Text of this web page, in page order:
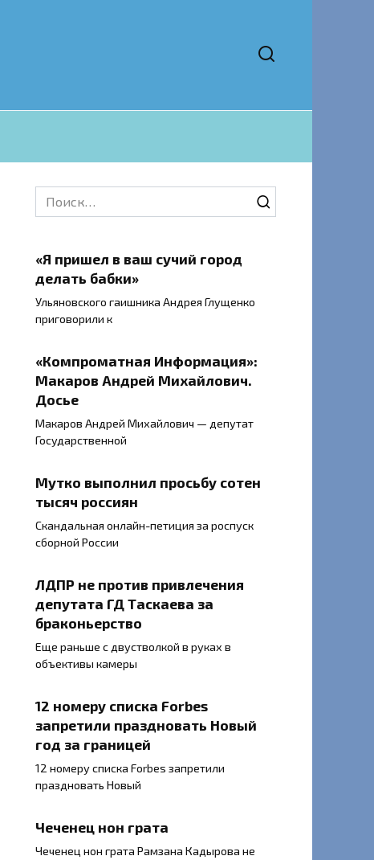
Search
for:
«Я пришел в ваш сучий город
делать бабки»
Ульяновского гаишника Андрея Глущенко
приговорили к
«Компроматная Информация»:
Макаров Андрей Михайлович.
Досье
Макаров Андрей Михайлович — депутат
Государственной
Мутко выполнил просьбу сотен
тысяч россиян
Скандальная онлайн-петиция за роспуск
сборной России
ЛДПР не против привлечения
депутата ГД Таскаева за
браконьерство
Еще раньше с двустволкой в руках в
объективы камеры
12 номеру списка Forbes
запретили праздновать Новый
год за границей
12 номеру списка Forbes запретили
праздновать Новый
Чеченец нон грата
Чеченец нон грата Рамзана Кадырова не